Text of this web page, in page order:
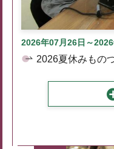
2026年07月26日～
2026夏休みもの